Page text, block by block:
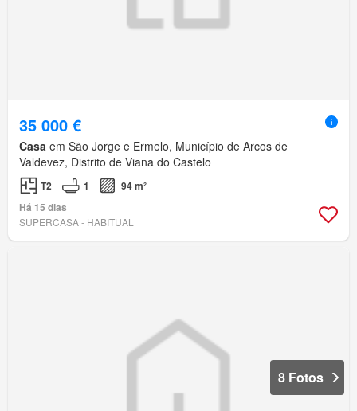
35 000 €
Casa em São Jorge e Ermelo, Município de Arcos de
Valdevez, Distrito de Viana do Castelo
T2 1
94 m²
Há 15 dias
SUPERCASA - HABITUAL
8 Fotos